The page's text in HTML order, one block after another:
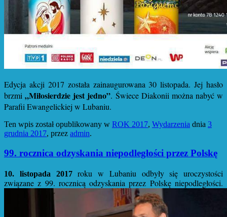
Edycja akcji 2017 została zainaugurowana 30 listopada. Jej hasło
brzmi„Miłosierdzie jest jedno”. Świece Diakonii można nabyć w
Parafii Ewangelickiej w Lubaniu.
Ten wpis został opublikowany w ROK 2017, Wydarzenia dnia 3
grudnia 2017, przez admin.
99. rocznica odzyskania niepodległości przez Polskę
10. listopada 2017roku w Lubaniu odbyły się uroczystości
związane z 99. rocznicą odzyskania przez Polskę niepodległości.